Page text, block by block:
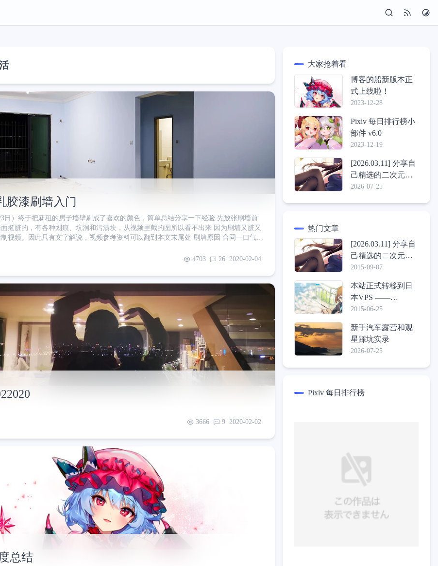
胶漆刷墙入门
日）终于把新租的房子墙壁刷成了喜欢的颜色，简单总结分享一下经验 先放张刷墙前
脏的，有各种划痕、坑洞和污渍块，从视频里截的图所以看不出来 因为刷墙又脏又
视频。因此只有文字解说，视频参考资料可以翻到本文末尾处 刷墙原因 合同一口气签
饭店的员工宿舍用的，墙面比较脏，还有各种划痕、坑洞和污渍块。想刷个别的颜色
4703 26 2020-02-04
3666 9 2020-02-02
总结
大家抢着看
博客的船新版本正
式上线啦！
2023-12-28
Pixiv 每日排行榜小
部件 v6.0
2023-12-19
[2026.03.11] 分享自
己精选的二次元壁
纸包
2026-07-25
热门文章
[2026.03.11] 分享自
己精选的二次元壁
纸包
2015-09-07
本站正式转移到日
本VPS ——
ConoHa，介绍一些
2015-06-25
新手汽车露营和观
星踩坑实录
2026-07-25
Pixiv 每日排行榜